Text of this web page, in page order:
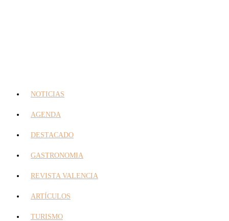
NOTICIAS
AGENDA
DESTACADO
GASTRONOMIA
REVISTA VALENCIA
ARTÍCULOS
TURISMO